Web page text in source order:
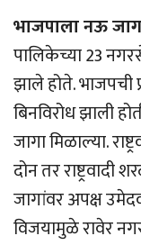
भाजपाला नऊ
पालिकेच्या 23
झाले होते. भाजपची
बिनविरोध झाली
जागा मिळाल्या.
दोन तर राष्ट्रवादी
जागांवर अपक्ष
विजयामुळे रावेर